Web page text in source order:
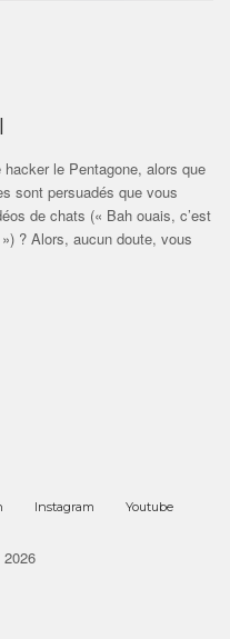
le Pentagone, alors que
sont persuadés que vous
de chats (« Bah ouais, c’est
? Alors, aucun doute, vous
Instagram Youtube